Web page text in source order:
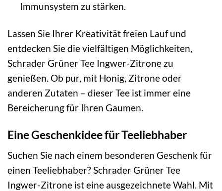
Immunsystem zu stärken.
Lassen Sie Ihrer Kreativität freien Lauf und
entdecken Sie die vielfältigen Möglichkeiten,
Schrader Grüner Tee Ingwer-Zitrone zu
genießen. Ob pur, mit Honig, Zitrone oder
anderen Zutaten – dieser Tee ist immer eine
Bereicherung für Ihren Gaumen.
Eine Geschenkidee für Teeliebhaber
Suchen Sie nach einem besonderen Geschenk für
einen Teeliebhaber? Schrader Grüner Tee
Ingwer-Zitrone ist eine ausgezeichnete Wahl. Mit